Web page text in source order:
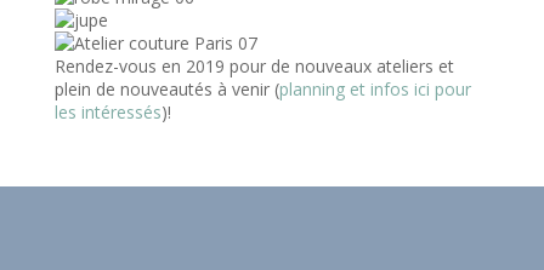
Rendez-vous en 2019 pour de nouveaux ateliers et
plein de nouveautés à venir (planning et infos ici pour
les intéressés)!